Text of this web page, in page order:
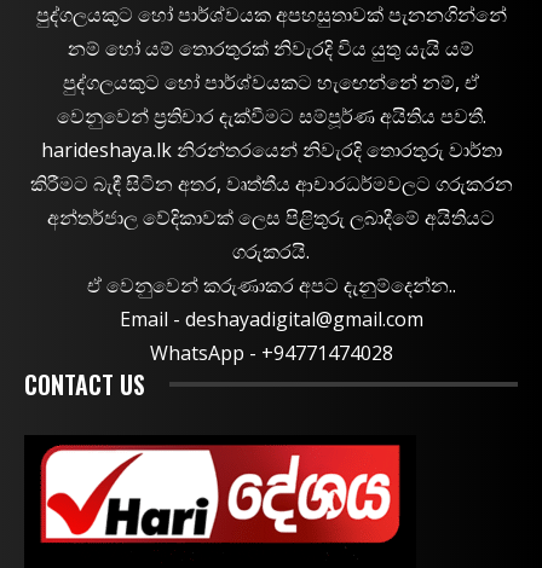
පුද්ගලයකුට හෝ පාර්ශ්වයක අපහසුතාවක් පැනනගින්නේ
නම් හෝ යම් තොරතුරක් නිවැරදි විය යුතු යැයි යම්
පුද්ගලයකුට හෝ පාර්ශ්වයකට හැඟෙන්නේ නම්, ඒ
වෙනුවෙන් ප්‍රතිචාර දැක්වීමට සම්පූර්ණ අයිතිය පවතී.
harideshaya.lk නිරන්තරයෙන් නිවැරදි තොරතුරු වාර්තා
කිරීමට බැඳී සිටින අතර, වෘත්තීය ආචාරධර්මවලට ගරුකරන
අන්තර්ජාල වේදිකාවක් ලෙස පිළිතුරු ලබාදීමේ අයිතියට
ගරුකරයි.
ඒ වෙනුවෙන් කරුණාකර අපට දැනුම්දෙන්න..
Email - deshayadigital@gmail.com
WhatsApp - ‪+94771474028
CONTACT US